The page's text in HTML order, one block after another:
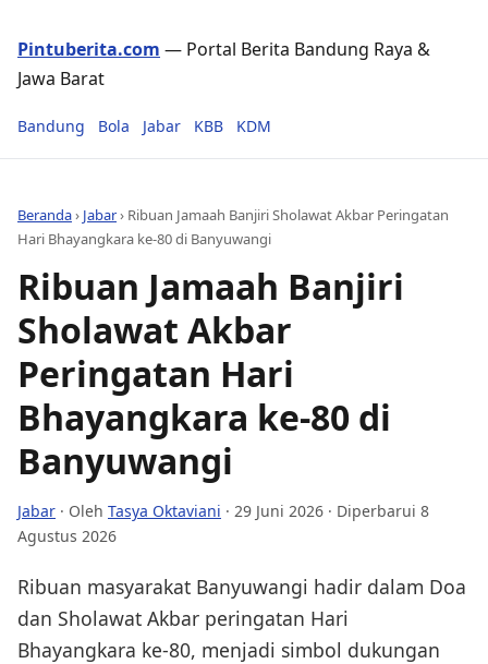
Pintuberita.com — Portal Berita Bandung Raya &
Jawa Barat
Bandung Bola Jabar KBB KDM
Beranda› Jabar› Ribuan Jamaah Banjiri Sholawat Akbar Peringatan
Hari Bhayangkara ke-80 di Banyuwangi
Ribuan Jamaah Banjiri
Sholawat Akbar
Peringatan Hari
Bhayangkara ke-80 di
Banyuwangi
Jabar · Oleh Tasya Oktaviani · 29 Juni 2026 · Diperbarui 8
Agustus 2026
Ribuan masyarakat Banyuwangi hadir dalam Doa
dan Sholawat Akbar peringatan Hari
Bhayangkara ke-80, menjadi simbol dukungan